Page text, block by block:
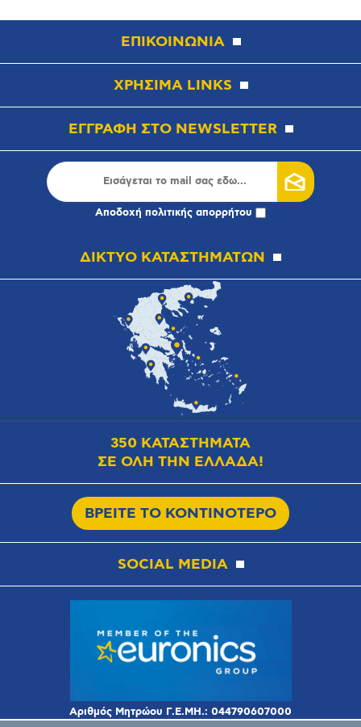
ΕΠΙΚΟΙΝΩΝΙΑ
ΧΡΗΣΙΜΑ LINKS
ΕΓΓΡΑΦΗ ΣΤΟ NEWSLETTER
Αποδοχή πολιτικής απορρήτου
ΔΙΚΤΥΟ ΚΑΤΑΣΤΗΜΑΤΩΝ
350 ΚΑΤΑΣΤΗΜΑΤΑ
ΣΕ ΟΛΗ ΤΗΝ ΕΛΛΑΔΑ!
ΒΡΕΙΤΕ ΤΟ ΚΟΝΤΙΝΟΤΕΡΟ
SOCIAL MEDIA